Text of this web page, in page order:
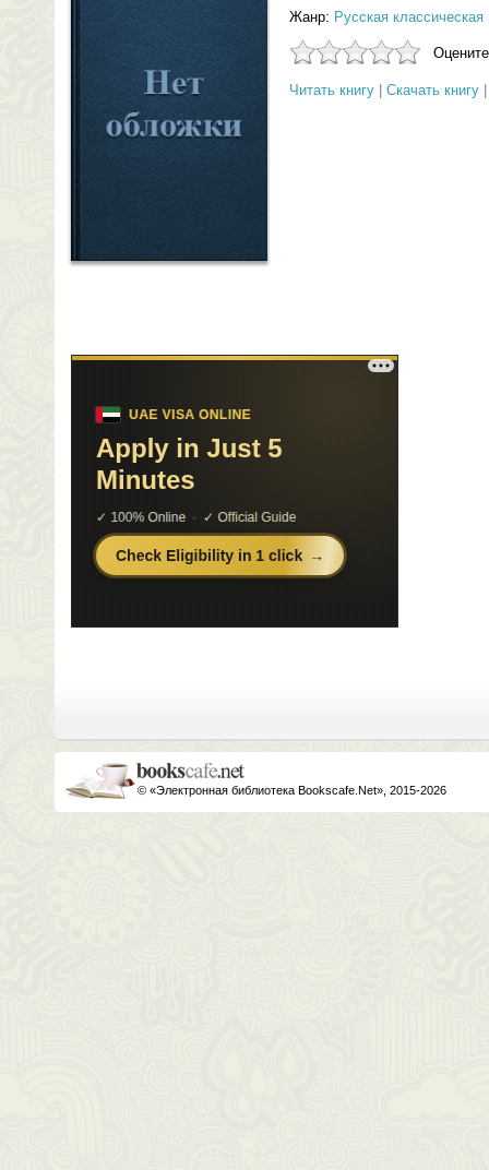
Жанр: Русская классическая
Читать книгу Скачать книгу
© «Электронная библиотека Bookscafe.Net», 2015-2026